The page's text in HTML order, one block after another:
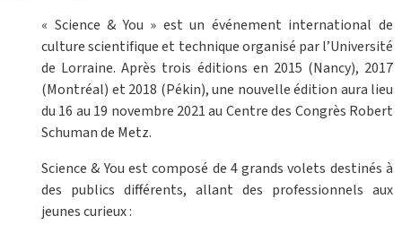
« Science & You » est un événement international de
culture scientifique et technique organisé par l’Université
de Lorraine. Après trois éditions en 2015 (Nancy), 2017
(Montréal) et 2018 (Pékin), une nouvelle édition aura lieu
du 16 au 19 novembre 2021 au Centre des Congrès Robert
Schuman de Metz.
Science & You est composé de 4 grands volets destinés à
des publics différents, allant des professionnels aux
jeunes curieux :